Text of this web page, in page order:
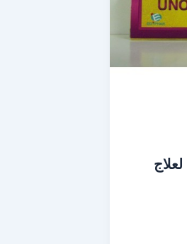
دواء اونوكرون Unocron M.R لعلاج